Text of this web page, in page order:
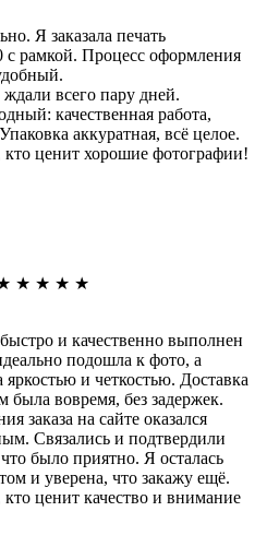
Я заказала печать
с рамкой. Процесс оформления
всего пару дней.
качественная работа,
аккуратная, всё целое.
ценит хорошие фотографии!
★ ★ ★ ★
и качественно выполнен
подошла к фото, а
яркостью и четкостью. Доставка
была вовремя, без задержек.
заказа на сайте оказался
Связались и подтвердили
что было приятно. Я осталась
и уверена, что закажу ещё.
ценит качество и внимание